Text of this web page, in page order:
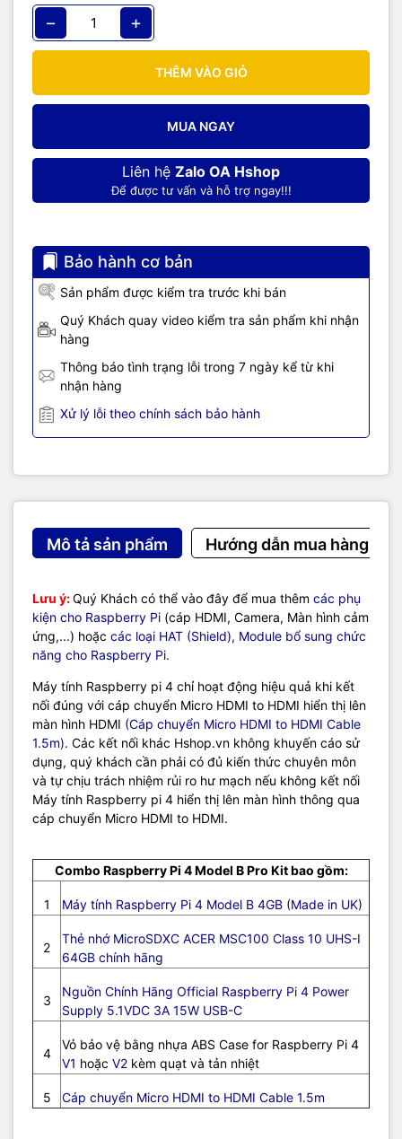
− +
THÊM VÀO GIỎ
MUA NGAY
Liên hệ Zalo OA Hshop
Để được tư vấn và hỗ trợ ngay!!!
Bảo hành cơ bản
Sản phẩm được kiểm tra trước khi bán
Quý Khách quay video kiểm tra sản phẩm khi nhận
hàng
Thông báo tình trạng lỗi trong 7 ngày kể từ khi
nhận hàng
Xử lý lỗi theo chính sách bảo hành
Mô tả sản phẩm Hướng dẫn mua hàng
Lưu ý:Quý Khách có thể vào đây để mua thêm các phụ
kiện cho Raspberry Pi (cáp HDMI, Camera, Màn hình cảm
ứng,...) hoặc các loại HAT (Shield), Module bổ sung chức
năng cho Raspberry Pi.
Máy tính Raspberry pi 4 chỉ hoạt động hiệu quả khi kết
nối đúng với cáp chuyển Micro HDMI to HDMI hiển thị lên
màn hình HDMI (Cáp chuyển Micro HDMI to HDMI Cable
1.5m). Các kết nối khác Hshop.vn không khuyến cáo sử
dụng, quý khách cần phải có đủ kiến thức chuyên môn
và tự chịu trách nhiệm rủi ro hư mạch nếu không kết nối
Máy tính Raspberry pi 4 hiển thị lên màn hình thông qua
cáp chuyển Micro HDMI to HDMI.
Combo Raspberry Pi 4 Model B Pro Kit bao gồm:
1 Máy tính Raspberry Pi 4 Model B 4GB (Made in UK)
2
Thẻ nhớ MicroSDXC ACER MSC100 Class 10 UHS-I
64GB chính hãng
3
Nguồn Chính Hãng Official Raspberry Pi 4 Power
Supply 5.1VDC 3A 15W USB-C
4
Vỏ bảo vệ bằng nhựa ABS Case for Raspberry Pi 4
V1 hoặc V2 kèm quạt và tản nhiệt
5 Cáp chuyển Micro HDMI to HDMI Cable 1.5m
lớn hơn 3.3VDC hoặc sử dụng với mạch điều khiển động cơ thì cần
phải mua thêmmạch chuyển mức tín hiệu
dụngMạch Raspberry Pi Grove Shield GrovePi+để giao tiếp với
module có chuẩn kết nối Grove.
nên nếu tích hợp vào các sản phẩm thương mại, ứng dụng thực tế
cần có các biện pháp bảo vệ, cách ly, chống sốc, tĩnh điện, giải
Combo kèm vỏ ABS V1:
Combo kèm vỏ ABS V2: